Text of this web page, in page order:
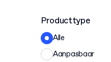
Producttype
Alle
Aanpasbaar